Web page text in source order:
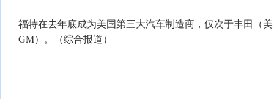
福特在去年底成为美国第三大汽车制造商，仅次于丰田（
GM）。（综合报道）